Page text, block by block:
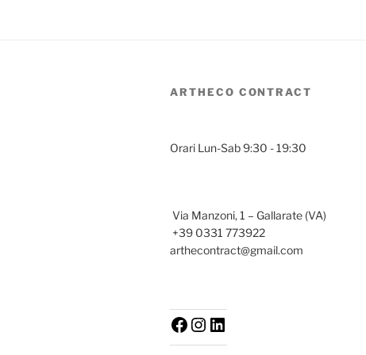
ARTHECO CONTRACT
Orari Lun-Sab 9:30 - 19:30
Via Manzoni, 1 – Gallarate (VA)
+39 0331 773922
arthecontract@gmail.com